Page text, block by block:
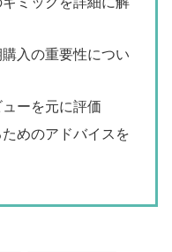
入の重要性につい
ーを元に評価
めのアドバイスを